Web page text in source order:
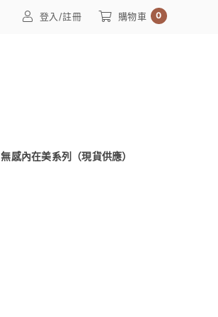
登入/註冊 購物車 0
無感內在美系列（現貨供應）